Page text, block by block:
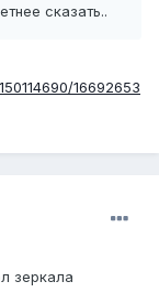
сказать..
16692653
зеркала